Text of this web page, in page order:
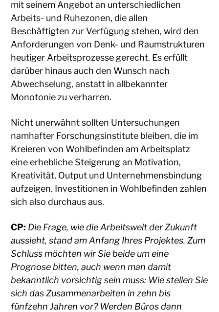
mit seinem Angebot an unterschiedlichen
Arbeits- und Ruhezonen, die allen
Beschäftigten zur Verfügung stehen, wird den
Anforderungen von Denk- und Raumstrukturen
heutiger Arbeitsprozesse gerecht. Es erfüllt
darüber hinaus auch den Wunsch nach
Abwechselung, anstatt in allbekannter
Monotonie zu verharren.
Nicht unerwähnt sollten Untersuchungen
namhafter Forschungsinstitute bleiben, die im
Kreieren von Wohlbefinden am Arbeitsplatz
eine erhebliche Steigerung an Motivation,
Kreativität, Output und Unternehmensbindung
aufzeigen. Investitionen in Wohlbefinden zahlen
sich also durchaus aus.
CP: Die Frage, wie die Arbeitswelt der Zukunft
aussieht, stand am Anfang Ihres Projektes. Zum
Schluss möchten wir Sie beide um eine
Prognose bitten, auch wenn man damit
bekanntlich vorsichtig sein muss: Wie stellen Sie
sich das Zusammenarbeiten in zehn bis
fünfzehn Jahren vor? Werden Büros dann